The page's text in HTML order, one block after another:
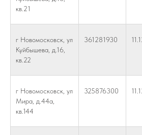
кв.21
г Новомосковск, ул
Куйбышева, д.16,
кв.22
361281930
г Новомосковск, ул
Мира, д.44а,
кв.144
325876300